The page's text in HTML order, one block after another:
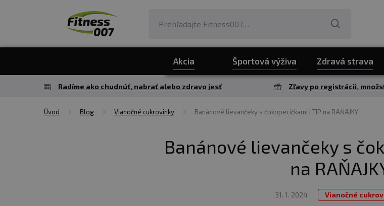
Akcia Športová výživa Zdravá strava
Radíme ako chudnúť, nabrať alebo zdravo jesť Zľavy po registrácii,
Úvod Blog Vianočné cukrovinky Banánové lievančeky s čokopecičkami | TIP na RAŇAJKY
Banánové lievančeky s
na
31. 1. 2024 Vianočné